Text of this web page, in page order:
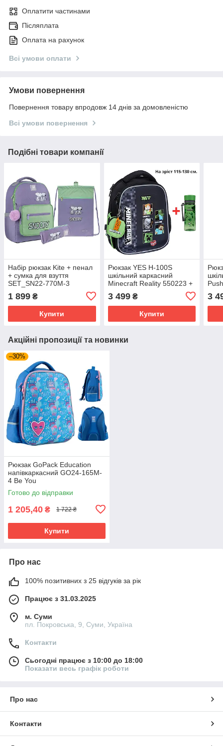
Оплатити частинами
Післяплата
Оплата на рахунок
Всі умови оплати
Умови повернення
Повернення товару впродовж 14 днів за домовленістю
Всі умови повернення
Подібні товари компанії
Набір рюкзак Kite + пенал
+ сумка для взуття
SET_SN22-770M-3
1 899 ₴
Купити
Рюкзак YES H-100S
шкільний каркасний
Minecraft Reality 550223 +
пляшка для води 400мл.
3 499₴
Купити
3
Акційні пропозиції та новинки
–30%
Рюкзак GoPack Education
напівкаркасний GO24-165M-
4 Be You
Готово до відправки
1 205,40 ₴ 1 722 ₴
Купити
Про нас
100% позитивних з 25 відгуків за рік
Працює з 31.03.2025
м. Суми
пл. Покровська, 9, Суми, Україна
Контакти
Сьогодні працює з 10:00 до 18:00
Показати весь графік роботи
Про нас
Контакти